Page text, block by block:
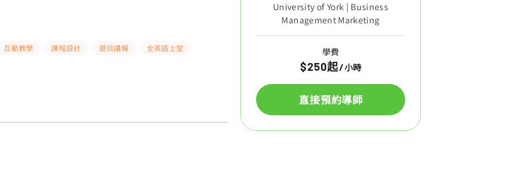
互動教學 課程設計 題目講解
全英語上堂
University of York | Business
Management Marketing
學費
$250起/小時
直接預約導師